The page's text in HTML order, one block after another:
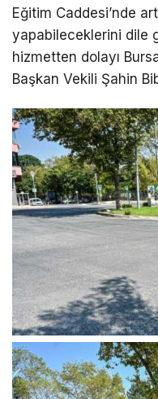
Eğitim Caddesi’nde
yapabileceklerini dile
hizmetten dolayı
Başkan Vekili Şahin